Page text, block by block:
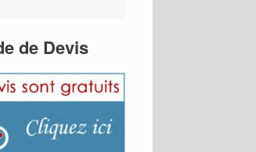
de Devis